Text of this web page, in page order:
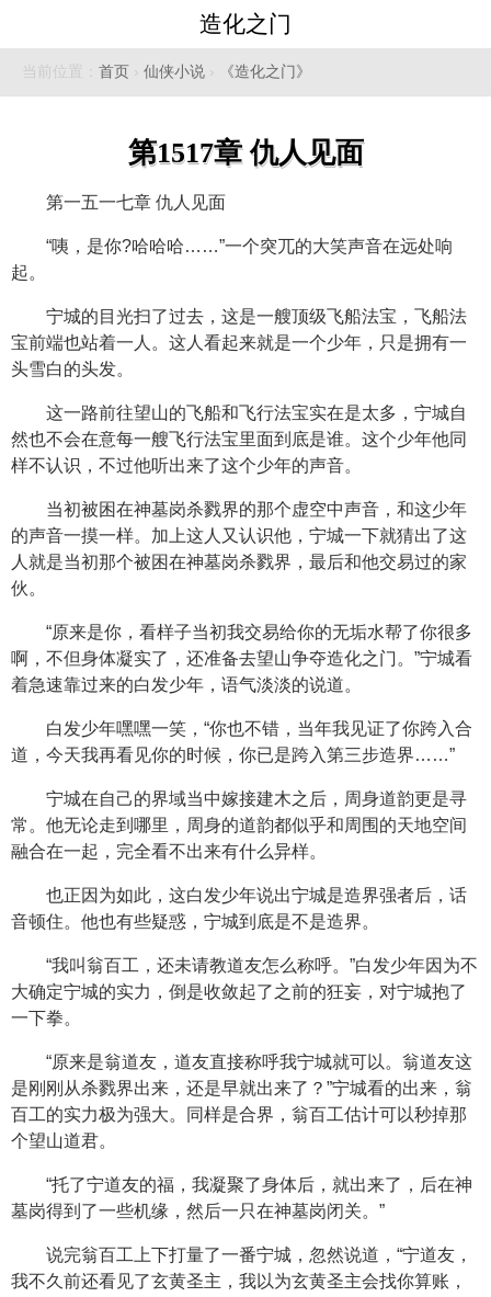
造化之门
当前位置： 首页 › 仙侠小说 › 《造化之门》
第1517章 仇人见面
第一五一七章 仇人见面
“咦，是你?哈哈哈……”一个突兀的大笑声音在远处响
起。
宁城的目光扫了过去，这是一艘顶级飞船法宝，飞船法
宝前端也站着一人。这人看起来就是一个少年，只是拥有一
头雪白的头发。
这一路前往望山的飞船和飞行法宝实在是太多，宁城自
然也不会在意每一艘飞行法宝里面到底是谁。这个少年他同
样不认识，不过他听出来了这个少年的声音。
当初被困在神墓岗杀戮界的那个虚空中声音，和这少年
的声音一摸一样。加上这人又认识他，宁城一下就猜出了这
人就是当初那个被困在神墓岗杀戮界，最后和他交易过的家
伙。
“原来是你，看样子当初我交易给你的无垢水帮了你很多
啊，不但身体凝实了，还准备去望山争夺造化之门。”宁城看
着急速靠过来的白发少年，语气淡淡的说道。
白发少年嘿嘿一笑，“你也不错，当年我见证了你跨入合
道，今天我再看见你的时候，你已是跨入第三步造界……”
宁城在自己的界域当中嫁接建木之后，周身道韵更是寻
常。他无论走到哪里，周身的道韵都似乎和周围的天地空间
融合在一起，完全看不出来有什么异样。
也正因为如此，这白发少年说出宁城是造界强者后，话
音顿住。他也有些疑惑，宁城到底是不是造界。
“我叫翁百工，还未请教道友怎么称呼。”白发少年因为不
大确定宁城的实力，倒是收敛起了之前的狂妄，对宁城抱了
一下拳。
“原来是翁道友，道友直接称呼我宁城就可以。翁道友这
是刚刚从杀戮界出来，还是早就出来了？”宁城看的出来，翁
百工的实力极为强大。同样是合界，翁百工估计可以秒掉那
个望山道君。
“托了宁道友的福，我凝聚了身体后，就出来了，后在神
墓岗得到了一些机缘，然后一只在神墓岗闭关。”
说完翁百工上下打量了一番宁城，忽然说道，“宁道友，
我不久前还看见了玄黄圣主，我以为玄黄圣主会找你算账，